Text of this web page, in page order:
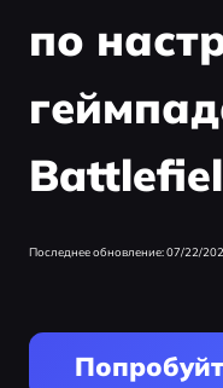
по
Последнее обновление: 07/22/